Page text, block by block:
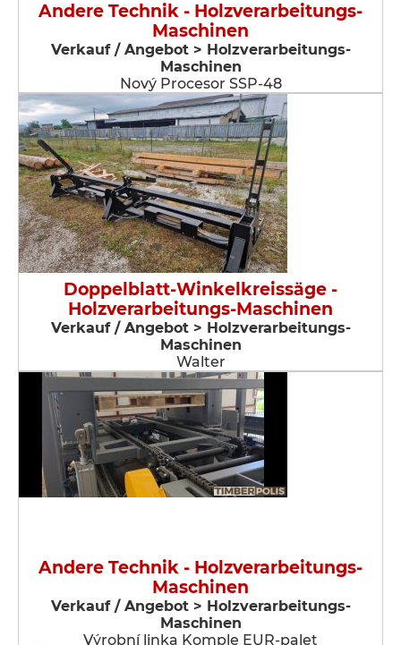
Andere Technik - Holzverarbeitungs-
Maschinen
Verkauf / Angebot > Holzverarbeitungs-
Maschinen
Nový Procesor SSP-48
Doppelblatt-Winkelkreissäge -
Holzverarbeitungs-Maschinen
Verkauf / Angebot > Holzverarbeitungs-
Maschinen
Walter
Andere Technik - Holzverarbeitungs-
Maschinen
Verkauf / Angebot > Holzverarbeitungs-
Maschinen
Výrobní linka Komple EUR-palet